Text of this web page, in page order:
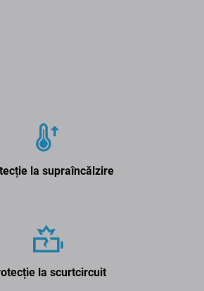
la supraîncălzire
la scurtcircuit